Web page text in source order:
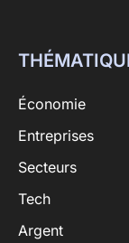
Économie
Entreprises
Secteurs
Tech
Argent